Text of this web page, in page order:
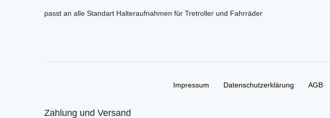
passt an alle Standart Halteraufnahmen für Tretroller und Fahrräder
Impressum Daten­schutz­erklärung AGB
Zahlung und Versand